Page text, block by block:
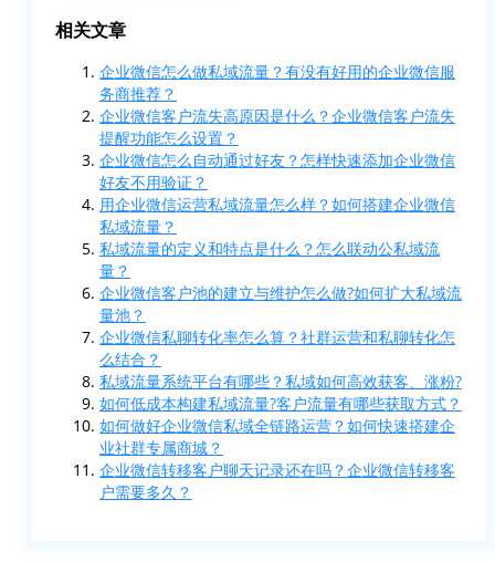
相关文章
企业微信怎么做私域流量？有没有好用的企业微信服
务商推荐？
企业微信客户流失高原因是什么？企业微信客户流失
提醒功能怎么设置？
企业微信怎么自动通过好友？怎样快速添加企业微信
好友不用验证？
用企业微信运营私域流量怎么样？如何搭建企业微信
私域流量？
私域流量的定义和特点是什么？怎么联动公私域流
量？
企业微信客户池的建立与维护怎么做?如何扩大私域流
量池？
企业微信私聊转化率怎么算？社群运营和私聊转化怎
么结合？
私域流量系统平台有哪些？私域如何高效获客、涨粉?
如何低成本构建私域流量?客户流量有哪些获取方式？
如何做好企业微信私域全链路运营？如何快速搭建企
业社群专属商城？
企业微信转移客户聊天记录还在吗？企业微信转移客
户需要多久？